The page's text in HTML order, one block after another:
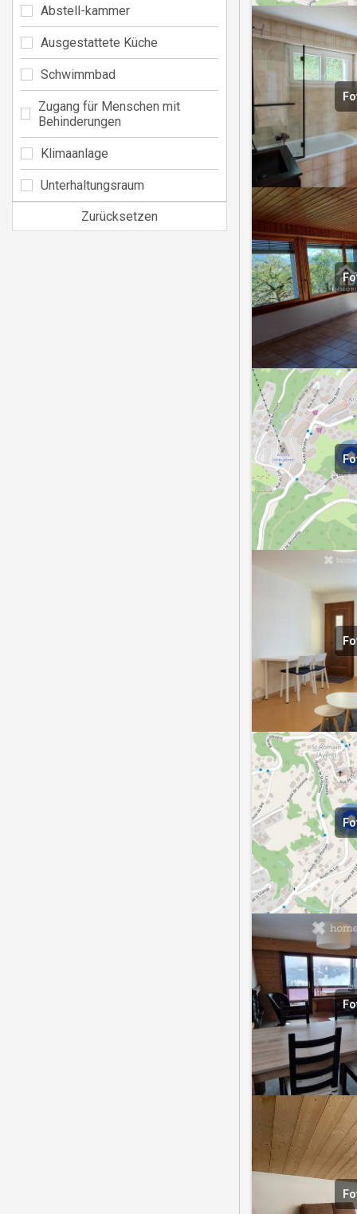
Abstell-kammer
Ausgestattete Küche
Schwimmbad
Zugang für Menschen mit
Behinderungen
Klimaanlage
Unterhaltungsraum
Zurücksetzen